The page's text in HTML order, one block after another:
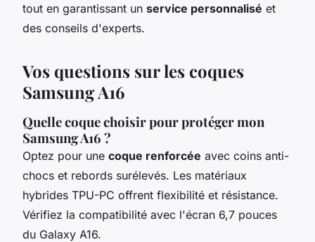
tout en garantissant un service personnalisé et
des conseils d'experts.
Vos questions sur les coques
Samsung A16
Quelle coque choisir pour protéger mon
Samsung A16 ?
Optez pour une coque renforcée avec coins anti-
chocs et rebords surélevés. Les matériaux
hybrides TPU-PC offrent flexibilité et résistance.
Vérifiez la compatibilité avec l'écran 6,7 pouces
du Galaxy A16.